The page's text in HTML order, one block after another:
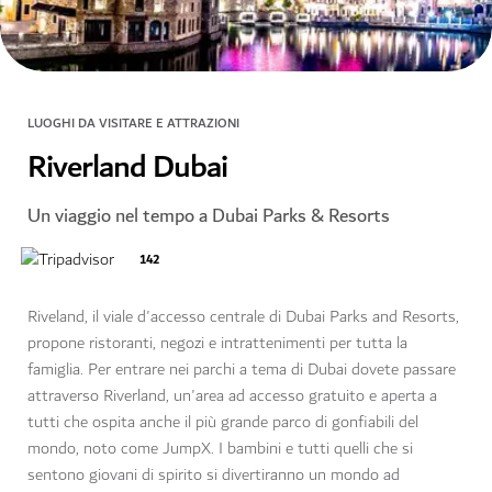
LUOGHI DA VISITARE E ATTRAZIONI
Riverland Dubai
Un viaggio nel tempo a Dubai Parks & Resorts
142
Riveland, il viale d'accesso centrale di Dubai Parks and Resorts,
propone ristoranti, negozi e intrattenimenti per tutta la
famiglia. Per entrare nei parchi a tema di Dubai dovete passare
attraverso Riverland, un'area ad accesso gratuito e aperta a
tutti che ospita anche il più grande parco di gonfiabili del
mondo, noto come JumpX. I bambini e tutti quelli che si
sentono giovani di spirito si divertiranno un mondo ad